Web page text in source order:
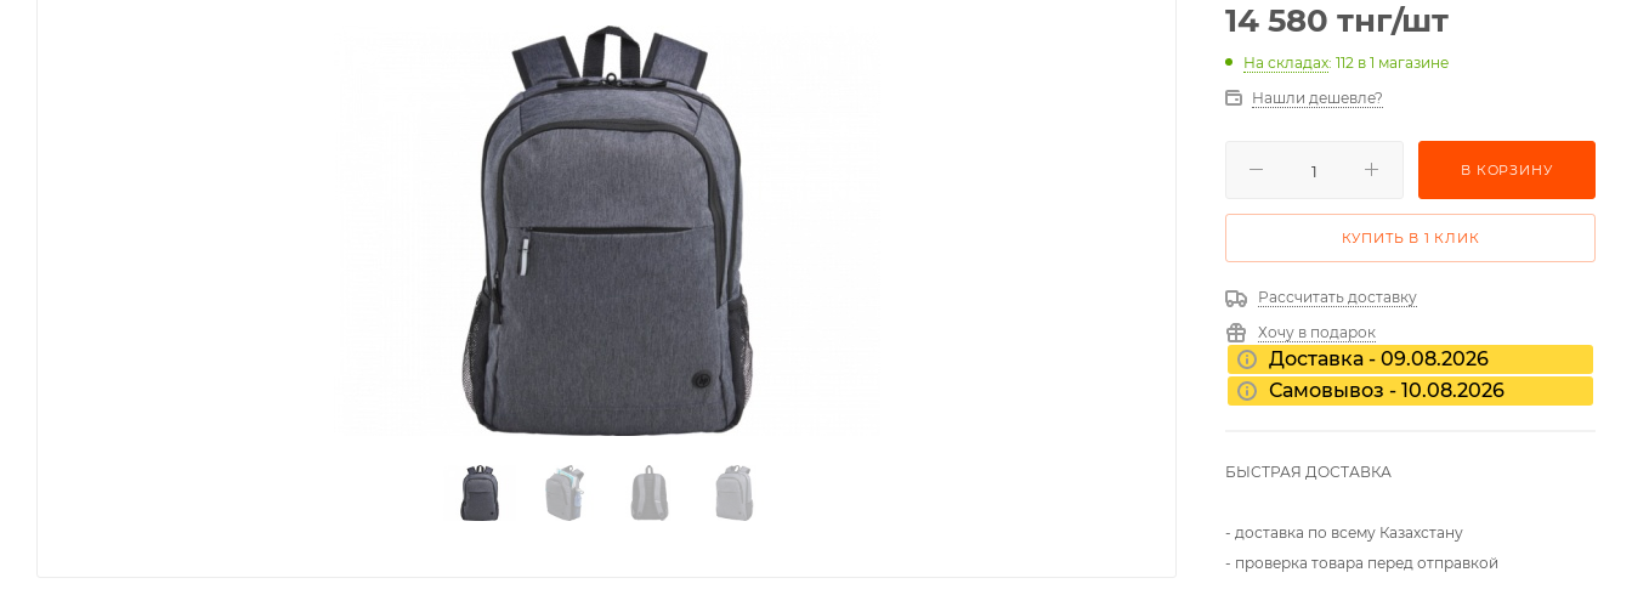
14 580 тнг/шт
На складах: 112 в 1 магазине
Нашли дешевле?
В КОРЗИНУ
КУПИТЬ В 1 КЛИК
Рассчитать доставку
Хочу в подарок
Доставка - 09.08.2026
Самовывоз - 10.08.2026
БЫСТРАЯ ДОСТАВКА
- доставка по всему Казахстану
- проверка товара перед отправкой